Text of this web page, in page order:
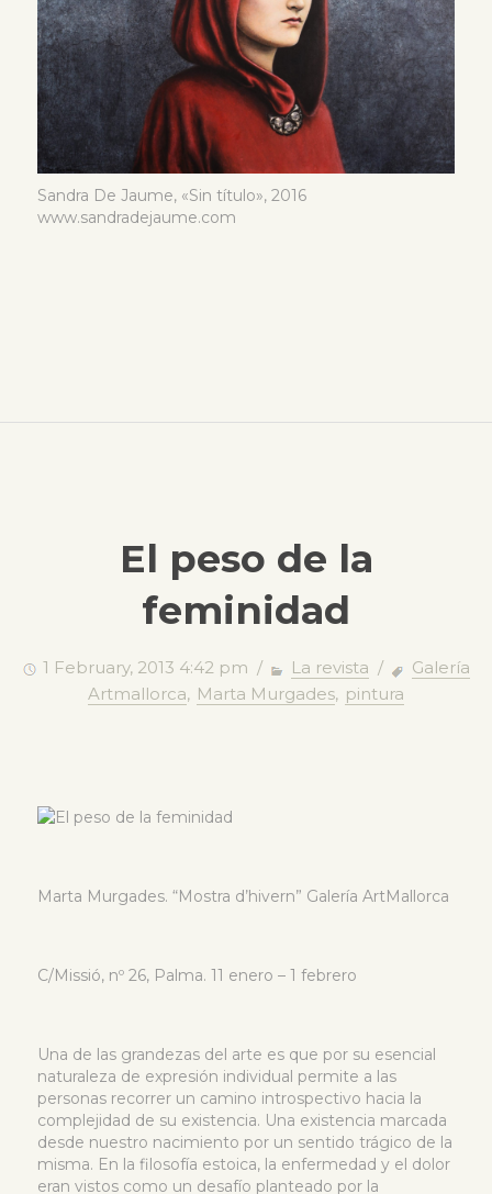
Sandra De Jaume, «Sin título», 2016
www.sandradejaume.com
El peso de la
feminidad
1 February, 2013 4:42 pm / La revista /
Galería
Artmallorca, Marta Murgades, pintura
Marta Murgades. “Mostra d’hivern” Galería ArtMallorca
C/Missió, nº 26, Palma. 11 enero – 1 febrero
Una de las grandezas del arte es que por su esencial
naturaleza de expresión individual permite a las
personas recorrer un camino introspectivo hacia la
complejidad de su existencia. Una existencia marcada
desde nuestro nacimiento por un sentido trágico de la
misma. En la filosofía estoica, la enfermedad y el dolor
eran vistos como un desafío planteado por la